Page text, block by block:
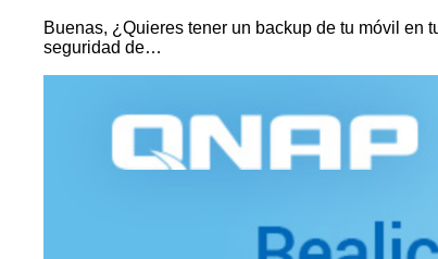
Buenas, ¿Quieres tener un backup de tu móvil
seguridad de…